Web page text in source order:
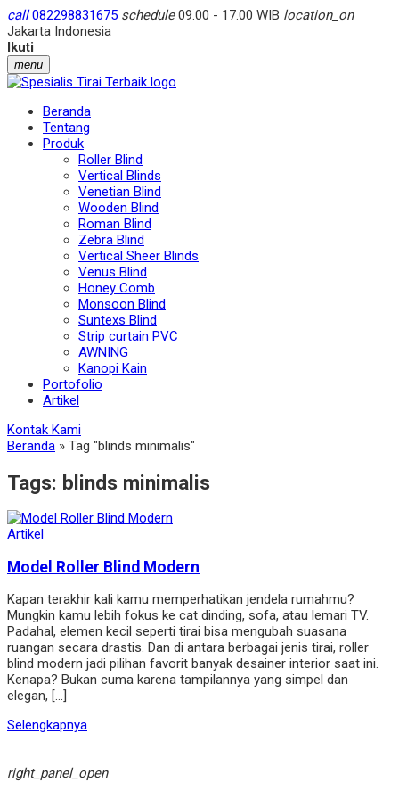
call082298831675 schedule09.00 - 17.00 WIB location_on
Jakarta Indonesia
Ikuti
menu
Beranda
Tentang
Produk
Roller Blind
Vertical Blinds
Venetian Blind
Wooden Blind
Roman Blind
Zebra Blind
Vertical Sheer Blinds
Venus Blind
Honey Comb
Monsoon Blind
Suntexs Blind
Strip curtain PVC
AWNING
Kanopi Kain
Portofolio
Artikel
Kontak Kami
Beranda » Tag "blinds minimalis"
Tags: blinds minimalis
Artikel
Model Roller Blind Modern
Kapan terakhir kali kamu memperhatikan jendela rumahmu?
Mungkin kamu lebih fokus ke cat dinding, sofa, atau lemari TV.
Padahal, elemen kecil seperti tirai bisa mengubah suasana
ruangan secara drastis. Dan di antara berbagai jenis tirai, roller
blind modern jadi pilihan favorit banyak desainer interior saat ini.
Kenapa? Bukan cuma karena tampilannya yang simpel dan
elegan, […]
Selengkapnya
right_panel_open